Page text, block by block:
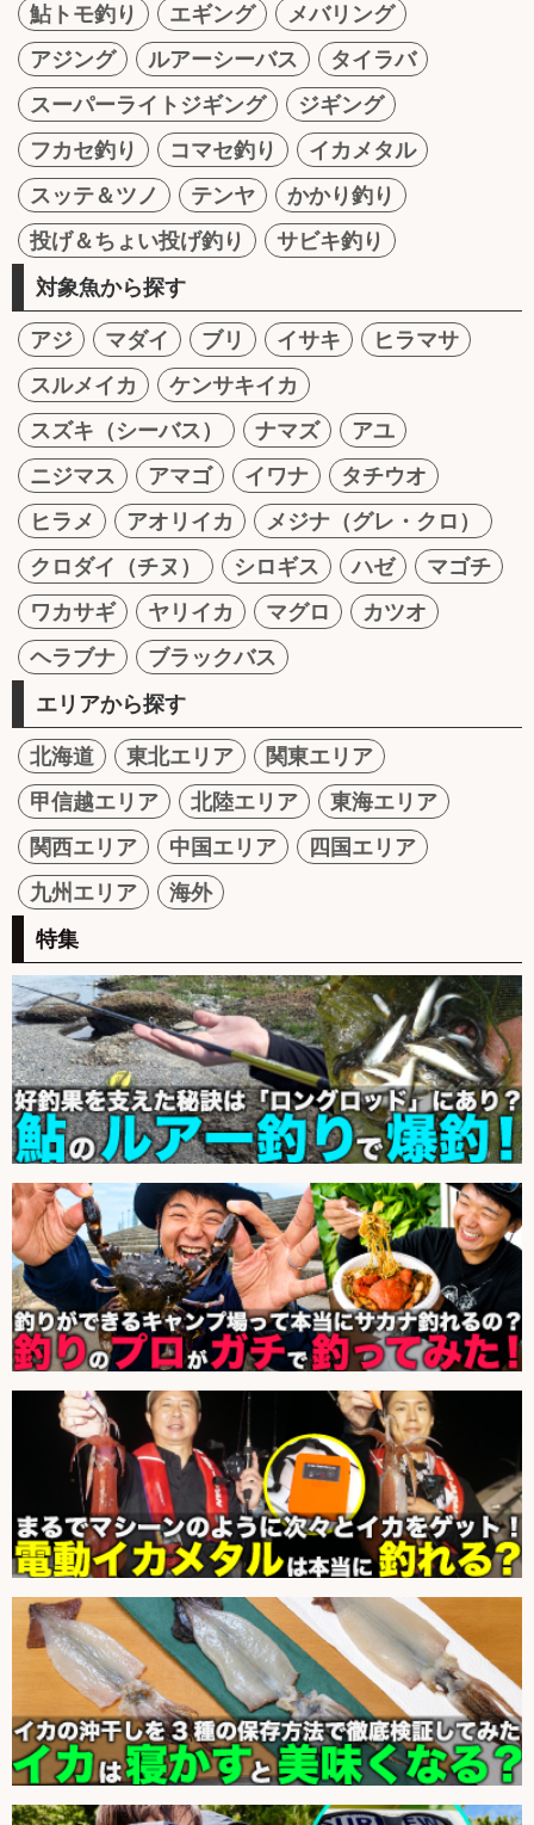
鮎トモ釣り
エギング
メバリング
アジング
ルアーシーバス
タイラバ
スーパーライトジギング
ジギング
フカセ釣り
コマセ釣り
イカメタル
スッテ＆ツノ
テンヤ
かかり釣り
投げ＆ちょい投げ釣り
サビキ釣り
対象魚から探す
アジ マダイ ブリ イサキ
ヒラマサ
スルメイカ
ケンサキイカ
スズキ（シーバス）
ナマズ
アユ
ニジマス
アマゴ イワナ
タチウオ
ヒラメ
アオリイカ
メジナ（グレ・クロ）
クロダイ（チヌ）
シロギス ハゼ
マゴチ
ワカサギ
ヤリイカ マグロ
カツオ
ヘラブナ
ブラックバス
エリアから探す
北海道 東北エリア
関東エリア
甲信越エリア
北陸エリア
東海エリア
関西エリア
中国エリア
四国エリア
九州エリア
海外
特集